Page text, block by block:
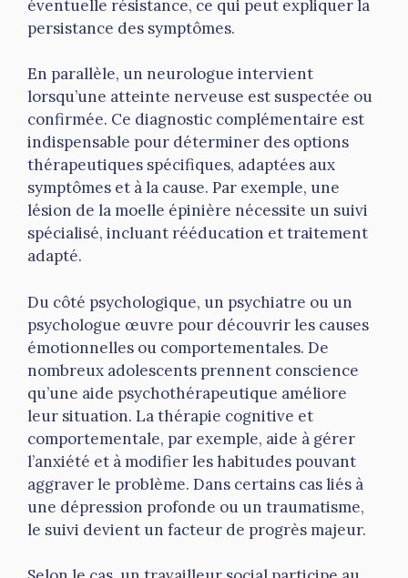
éventuelle résistance, ce qui peut expliquer la
persistance des symptômes.
En parallèle, un neurologue intervient
lorsqu’une atteinte nerveuse est suspectée ou
confirmée. Ce diagnostic complémentaire est
indispensable pour déterminer des options
thérapeutiques spécifiques, adaptées aux
symptômes et à la cause. Par exemple, une
lésion de la moelle épinière nécessite un suivi
spécialisé, incluant rééducation et traitement
adapté.
Du côté psychologique, un psychiatre ou un
psychologue œuvre pour découvrir les causes
émotionnelles ou comportementales. De
nombreux adolescents prennent conscience
qu’une aide psychothérapeutique améliore
leur situation. La thérapie cognitive et
comportementale, par exemple, aide à gérer
l’anxiété et à modifier les habitudes pouvant
aggraver le problème. Dans certains cas liés à
une dépression profonde ou un traumatisme,
le suivi devient un facteur de progrès majeur.